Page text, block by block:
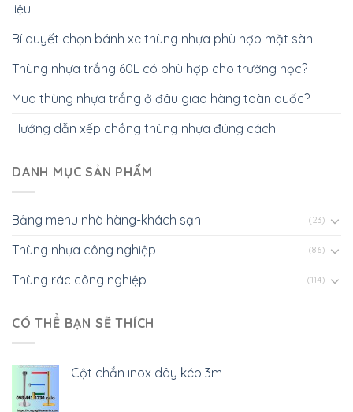
liệu
Bí quyết chọn bánh xe thùng nhựa phù hợp mặt sàn
Thùng nhựa trắng 60L có phù hợp cho trường học?
Mua thùng nhựa trắng ở đâu giao hàng toàn quốc?
Hướng dẫn xếp chồng thùng nhựa đúng cách
DANH MỤC SẢN PHẨM
Bảng menu nhà hàng-khách sạn (23)
Thùng nhựa công nghiệp (86)
Thùng rác công nghiệp (114)
CÓ THỂ BẠN SẼ THÍCH
Cột chắn inox dây kéo 3m